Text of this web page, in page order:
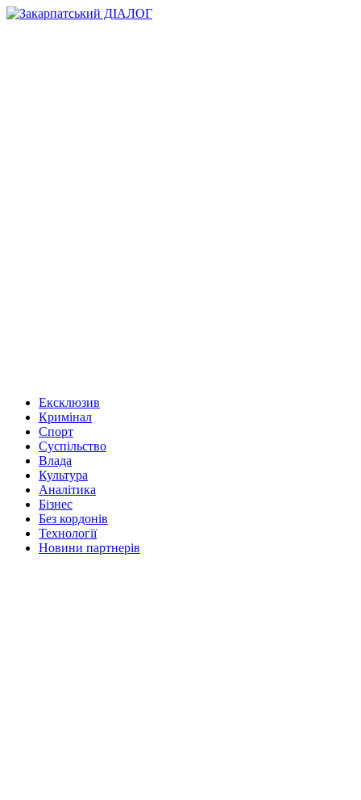
Ексклюзив
Кримінал
Спорт
Суспільство
Влада
Культура
Аналітика
Бізнес
Без кордонів
Технології
Новини партнерів